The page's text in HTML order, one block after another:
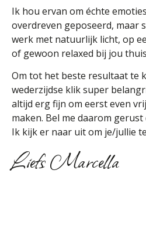
Ik hou ervan om échte
overdreven geposeerd, maar
werk met natuurlijk licht, op
of gewoon relaxed bij jou
Om tot het beste resultaat te
wederzijdse klik super
altijd erg fijn om eerst even
maken. Bel me daarom
Ik kijk er naar uit om je/jullie
Liefs Marcella